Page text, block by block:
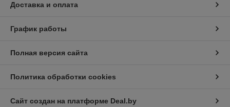
Доставка и оплата
График работы
Полная версия сайта
Политика обработки cookies
Сайт создан на платформе Deal.by